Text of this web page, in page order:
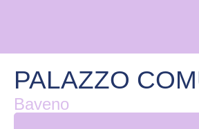
PALAZZO
Baveno